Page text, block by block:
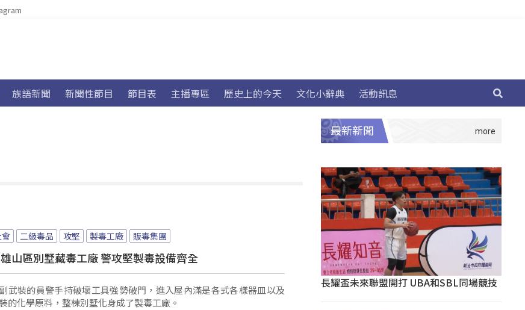
族語新聞 新聞性節目 節目表 主播專區 歷史上的今天 文化小辭典 活動訊息
二級毒品 攻堅 製毒工廠 販毒集團
山區別墅藏毒工廠 警攻堅製毒設備齊全
武裝的員警手持破壞工具強勢破門，進入屋內滿是各式各樣器皿以及
的化學原料，整棟別墅化身成了製毒工廠。
最新新聞
長耀盃未來聯盟開打 UBA和SBL同場競技